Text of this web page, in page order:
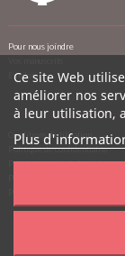
Pour nous joindre
Emplois
Conditions d’utilisation
Politique de confidentialité
Politique contre le harcèlement
Ce site Web
améliorer nos
à leur utilisation,
Plus